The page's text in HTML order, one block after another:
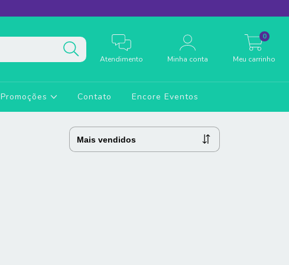
Atendimento Minha conta Meu carrinho
0
Promoções Contato Encore Eventos